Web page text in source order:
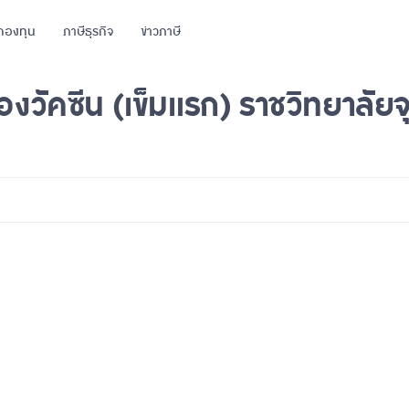
องทุน ภาษีธุรกิจ ข่าวภาษี
งวัคซีน (เข็มแรก) ราชวิทยาลั